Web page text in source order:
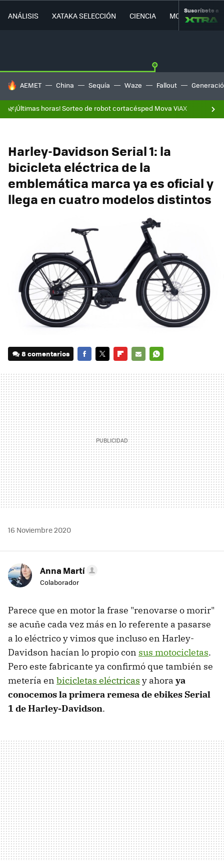
ANÁLISIS XATAKA SELECCIÓN CIENCIA MOVILIDAD
Suscríbete a
HOY SE HABLA DE
AEMET China Sequía Waze Fallout
🌿¡Últimas horas! Sorteo de robot cortacésped Mova ViAX
Harley-Davidson Serial 1: la
bicicleta eléctrica de la
emblemática marca ya es oficial y
llega en cuatro modelos distintos
8 comentarios
MAIL
16 Noviembre 2020
Anna Martí
Colaborador
Parece que en motor la frase "renovarse o morir"
se acuñe cada vez más en lo referente a pasarse
a lo eléctrico y vimos que incluso en Harley-
Davidson hacían lo propio con sus motocicletas.
Pero este fabricante ya confirmó que también se
metería en bicicletas eléctricas y ahora ya
conocemos la primera remesa de ebikes Serial
1 de Harley-Davidson.